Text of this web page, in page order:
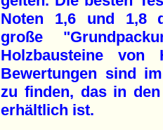
Noten 1,6 und 1,8
große
Holzbausteine von
Bewertungen sind
zu finden, das in
erhältlich ist.